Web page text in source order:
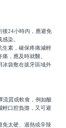
24小時內，應避免
染。
素，確保疼痛減輕
，應及時就醫。
袋敷在拔牙區域外
質或軟食，例如酸
輕口腔負擔，又可避
太硬、過熱或辛辣